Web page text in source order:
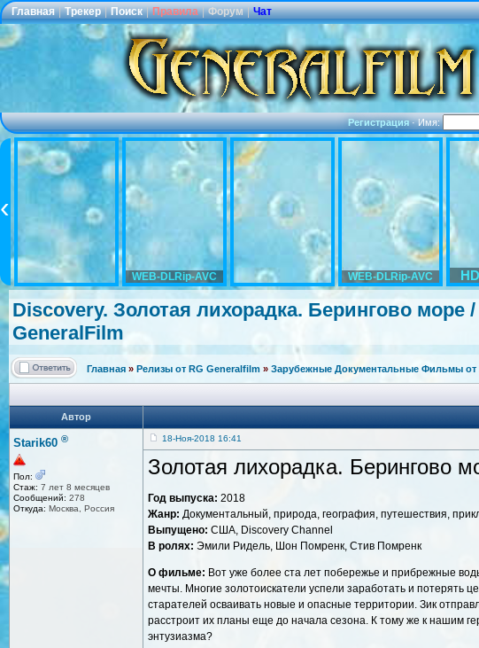
Главная | Трекер | Поиск | Правила | Форум | Чат
Регистрация·Имя:
WEB-DLRip-AVC WEB-DLRip-AVC
Discovery. Золотая лихорадка. Берингово море
GeneralFilm
Главная » Релизы от RG Generalfilm » Зарубежные Документальные Фильмы от
Автор
Starik60 ®
Пол:
Стаж: 7 лет 8 месяцев
Сообщений: 278
Откуда: Москва, Россия
18-Ноя-2018 16:41
Золотая лихорадка. Берингово
Год выпуска: 2018
Жанр: Документальный, природа, география, путешествия,
Выпущено: США, Discovery Channel
В ролях: Эмили Ридель, Шон Помренк, Стив Помренк
О фильме: Вот уже более ста лет побережье и прибрежные
мечты. Многие золотоискатели успели заработать и потерять
старателей осваивать новые и опасные территории. Зик
расстроит их планы еще до начала сезона. К тому же к нашим
энтузиазма?